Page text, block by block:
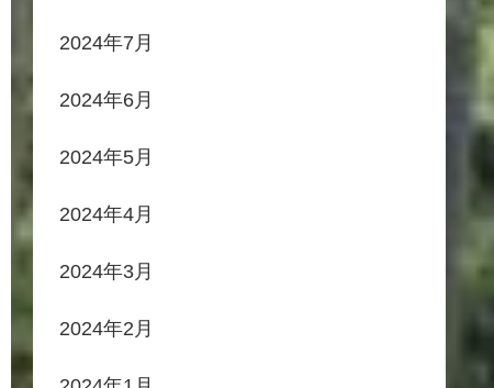
2024年7月
2024年6月
2024年5月
2024年4月
2024年3月
2024年2月